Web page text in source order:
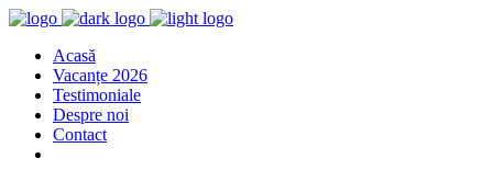
Acasă
Vacanțe 2026
Testimoniale
Despre noi
Contact